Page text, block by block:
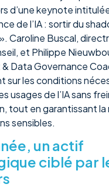
d’une keynote
de l’IA : sortir du
Caroline Buscal,
et Philippe
Data Governance
sur les conditions
usages de l’IA sans
tout en garantissant la
sensibles.
un actif
ciblé par